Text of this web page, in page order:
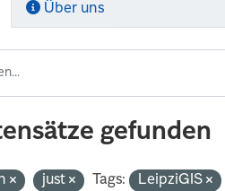
Über uns
gefunden
just Tags: LeipziGIS